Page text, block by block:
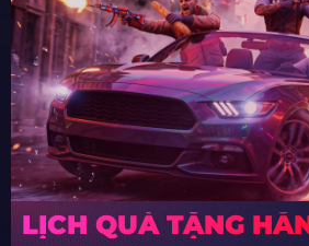
LỊCH QUÀ TẶNG